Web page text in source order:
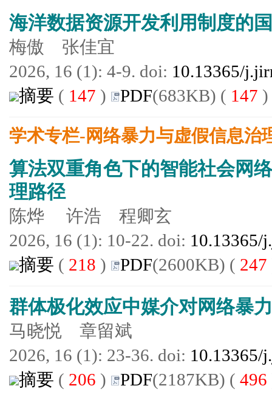
海洋数据资源开发利用制度的
梅傲 张佳宜
2026, 16 (1): 4-9. doi: 10.13365/
摘要 ( 147 ) PDF(683KB) ( 147 )
学术专栏-网络暴力与虚假信息治
算法双重角色下的智能社会网
理路径
陈烨 许浩 程卿玄
2026, 16 (1): 10-22. doi: 10.13365/
摘要 ( 218 ) PDF(2600KB) ( 247
群体极化效应中媒介对网络暴
马晓悦 章留斌
2026, 16 (1): 23-36. doi: 10.13365/
摘要 ( 206 ) PDF(2187KB) ( 496